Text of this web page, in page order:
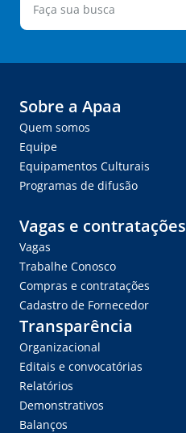
Sobre a Apaa
Quem somos
Equipe
Equipamentos Culturais
Programas de difusão
Vagas e contratações
Vagas
Trabalhe Conosco
Compras e contratações
Cadastro de Fornecedor
Transparência
Organizacional
Editais e convocatórias
Relatórios
Demonstrativos
Balanços